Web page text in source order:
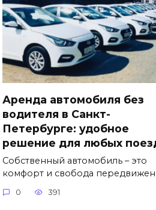
Аренда автомобиля без
водителя в Санкт-
Петербурге: удобное
решение для любых
Собственный автомобиль – это
комфорт и свобода
0 391